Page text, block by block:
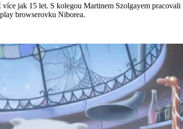
jak 15 let. S kolegou Martinem Szolgayem
browserovku Niborea.